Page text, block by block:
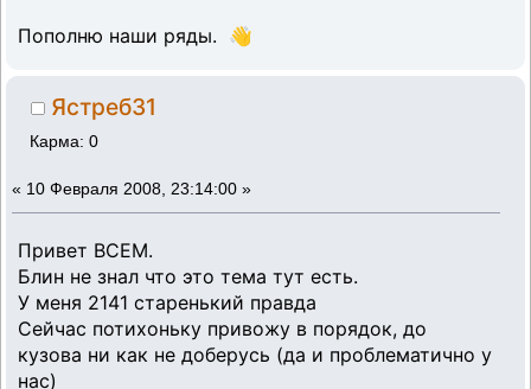
Пополню наши ряды. 👋
Ястреб31
Карма: 0
« 10 Февраля 2008, 23:14:00 »
Привет ВСЕМ.
Блин не знал что это тема тут есть.
У меня 2141 старенький правда
Сейчас потихоньку привожу в порядок, до
кузова ни как не доберусь (да и проблематично у
нас)